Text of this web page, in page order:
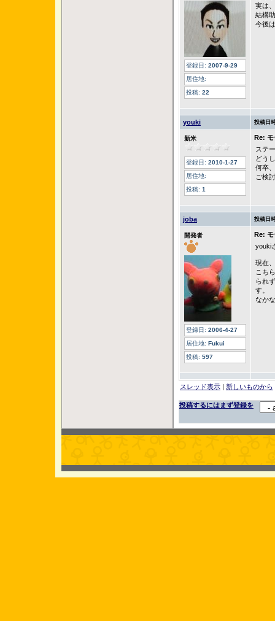
登録日: 2007-9-29
居住地:
投稿: 22
実は
結構
今後
youki 投稿日
新米
登録日: 2010-1-27
居住地:
投稿: 1
Re: モ
ステ
どう
何卒
ご検
joba 投稿日
開発者
登録日: 2006-4-27
居住地: Fukui
投稿: 597
Re: モ
youki
現在
こち
られ
す。
なか
スレッド表示 | 新しいものから
投稿するにはまず登録を